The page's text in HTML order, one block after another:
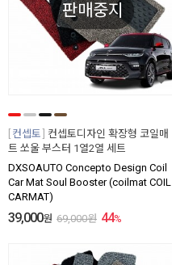
판매중지
컨셉토
컨셉토디자인 확장형 코일매
트 쏘울 부스터 1열2열 세트
DXSOAUTO Concepto Design Coil
Car Mat Soul Booster (coilmat COIL
CARMAT)
39,000원 69,000원 44%